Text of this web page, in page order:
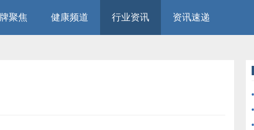
聚焦 健康频道 行业资讯 资讯速递